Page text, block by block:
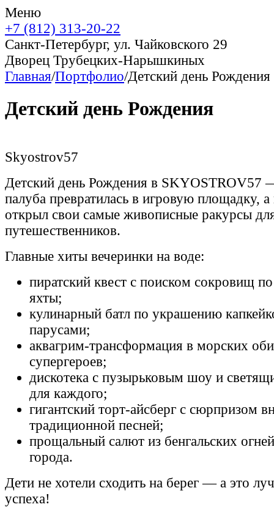
Меню
+7 (812) 313-20-22
Санкт-Петербург, ул. Чайковского 29
Дворец Трубецких-Нарышкиных
Главная/Портфолио/Детский день Рождения
Детский день Рождения
Skyostrov57
Детский день Рождения в SKYOSTROV57
палуба превратилась в игровую площадку,
открыл свои самые живописные ракурсы
путешественников.
Главные хиты вечеринки на воде:
пиратский квест с поиском сокровищ
яхты;
кулинарный батл по украшению
парусами;
аквагрим-трансформация в морских
супергероев;
дискотека с пузырьковым шоу и
для каждого;
гигантский торт-айсберг с сюрпризом
традиционной песней;
прощальный салют из бенгальских
города.
Дети не хотели сходить на берег — а это
успеха!